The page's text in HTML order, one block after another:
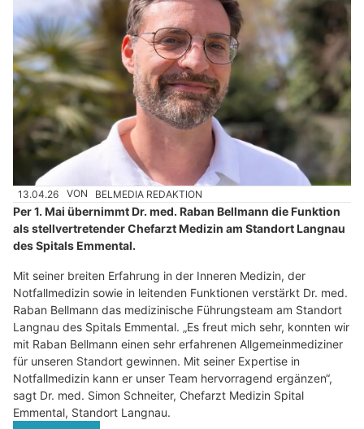
13.04.26 VON BELMEDIA REDAKTION
Per 1. Mai übernimmt Dr. med. Raban Bellmann die Funktion
als stellvertretender Chefarzt Medizin am Standort Langnau
des Spitals Emmental.
Mit seiner breiten Erfahrung in der Inneren Medizin, der
Notfallmedizin sowie in leitenden Funktionen verstärkt Dr. med.
Raban Bellmann das medizinische Führungsteam am Standort
Langnau des Spitals Emmental. „Es freut mich sehr, konnten wir
mit Raban Bellmann einen sehr erfahrenen Allgemeinmediziner
für unseren Standort gewinnen. Mit seiner Expertise in
Notfallmedizin kann er unser Team hervorragend ergänzen“,
sagt Dr. med. Simon Schneiter, Chefarzt Medizin Spital
Emmental, Standort Langnau.